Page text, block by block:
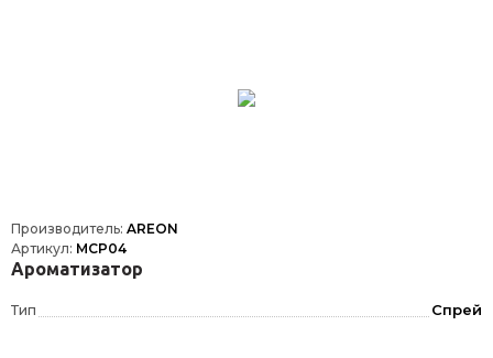
Производитель: AREON
Артикул: MCP04
Ароматизатор
Тип Спрей